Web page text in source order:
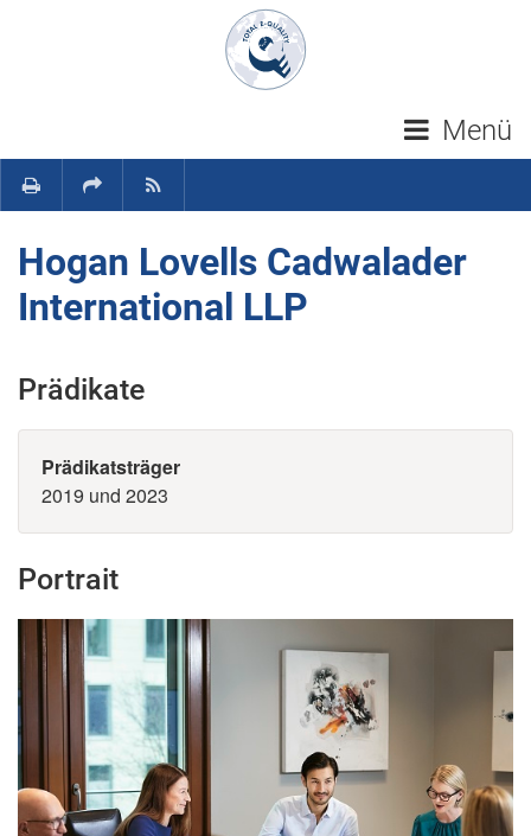
Navigation überspringen
Menü
Hogan Lovells Cadwalader
International LLP
Prädikate
Prädikatsträger
2019 und 2023
Portrait